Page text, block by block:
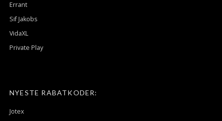
Errant
Sif Jakobs
VidaXL
Private Play
NYESTE RABATKODER:
Jotex